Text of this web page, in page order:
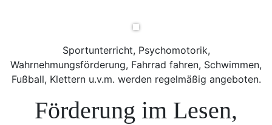
Sportunterricht, Psychomotorik,
Wahrnehmungsförderung, Fahrrad fahren, Schwimmen,
Fußball, Klettern u.v.m. werden regelmäßig angeboten.
Förderung im Lesen,